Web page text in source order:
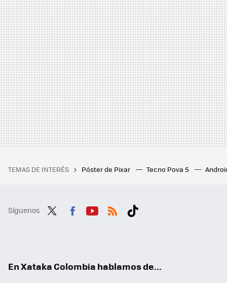
TEMAS DE INTERÉS Póster de Pixar Tecno Pova 5
Síguenos
En Xataka Colombia hablamos de...